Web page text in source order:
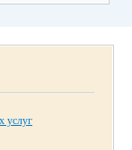
услуг